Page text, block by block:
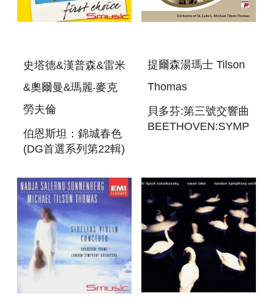
史塔德&漢普森&雷米
&奧爾曼&瑪麗‧麥克
勞夫倫
伯恩斯坦：錦城春色
(DG首選系列第22輯)
BERNSTEIN : ON
THE TOWN(DG
FIRST CHOICE 22)
提爾森湯瑪士 Tilson
Thomas
貝多芬:第三號交響曲